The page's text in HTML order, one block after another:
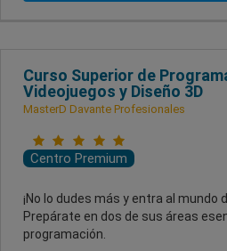
Curso Superior de
Videojuegos y Diseño 3D
MasterD Davante Profesionales
Centro Premium
¡No lo dudes más y entra al mundo
Prepárate en dos de sus áreas
programación.